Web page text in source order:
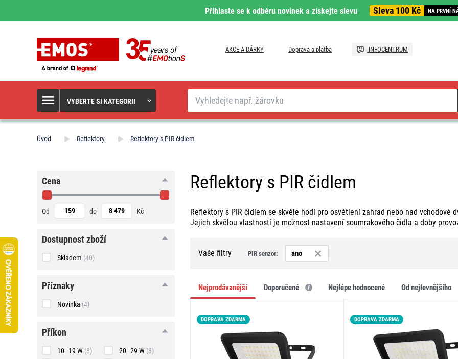
Přihlaste se k odběru novinek a získejte slevu Sleva 100 Kč NA PRVNÍ
AKCE A DÁRKY Doprava a platba INFOCENTRUM
VYBERTE SI KATEGORII
Hledat
Úvod Reflektory Reflektory s PIR čidlem
Cena
Od do Kč
Dostupnost zboží
Skladem (40)
Příznaky
Novinka (4)
příkon
příkon
10–19 W (8) 20–29 W (8)
Reflektory s PIR čidlem
Reflektory s PIR čidlem se skvěle hodí pro osvětlení zahrad nebo nad
Jejich skvělou vlastností je možnost nastavení soumrakového čidla a doby
Vaše filtry PIR senzor: ano
Nejprodávanější doporučené nejlépe hodnocené od nejlevnějšího
DOPRAVA ZDARMA DOPRAVA ZDARMA